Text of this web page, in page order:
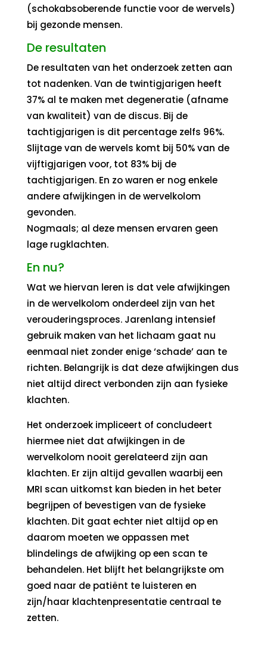
(schokabsoberende functie voor de wervels)
bij gezonde mensen.
De resultaten
De resultaten van het onderzoek zetten aan
tot nadenken. Van de twintigjarigen heeft
37% al te maken met degeneratie (afname
van kwaliteit) van de discus. Bij de
tachtigjarigen is dit percentage zelfs 96%.
Slijtage van de wervels komt bij 50% van de
vijftigjarigen voor, tot 83% bij de
tachtigjarigen. En zo waren er nog enkele
andere afwijkingen in de wervelkolom
gevonden.
Nogmaals; al deze mensen ervaren geen
lage rugklachten.
En nu?
Wat we hiervan leren is dat vele afwijkingen
in de wervelkolom onderdeel zijn van het
verouderingsproces. Jarenlang intensief
gebruik maken van het lichaam gaat nu
eenmaal niet zonder enige ‘schade’ aan te
richten. Belangrijk is dat deze afwijkingen dus
niet altijd direct verbonden zijn aan fysieke
klachten.
Het onderzoek impliceert of concludeert
hiermee niet dat afwijkingen in de
wervelkolom nooit gerelateerd zijn aan
klachten. Er zijn altijd gevallen waarbij een
MRI scan uitkomst kan bieden in het beter
begrijpen of bevestigen van de fysieke
klachten. Dit gaat echter niet altijd op en
daarom moeten we oppassen met
blindelings de afwijking op een scan te
behandelen. Het blijft het belangrijkste om
goed naar de patiënt te luisteren en
zijn/haar klachtenpresentatie centraal te
zetten.